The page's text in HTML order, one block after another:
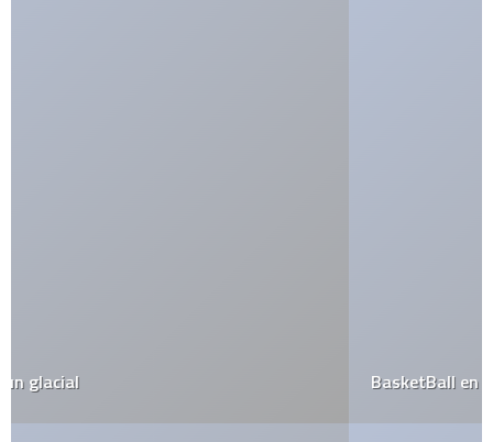
BasketBall en Halo